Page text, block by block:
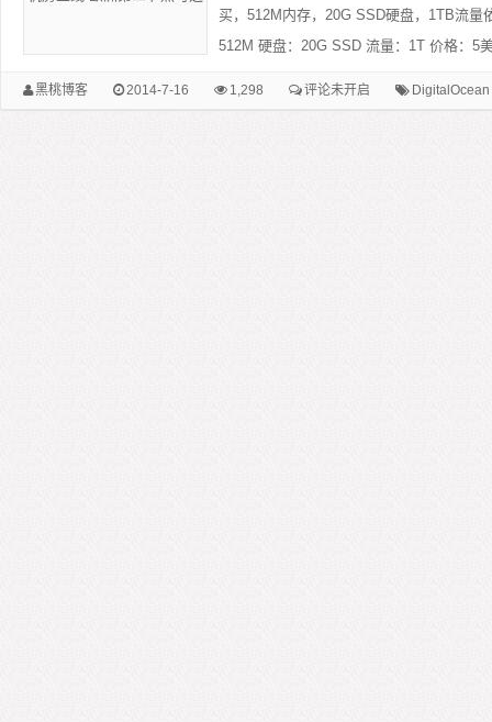
买，512M内存，20G SSD硬盘，1TB流量
512M 硬盘：20G SSD 流量：1T 价格：5
黑桃博客 2014-7-16 1,298 评论未开启 DigitalOcean